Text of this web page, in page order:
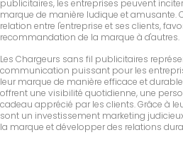
publicitaires, les entreprises peuvent
marque de manière ludique et amusante.
relation entre l'entreprise et ses clients,
recommandation de la marque à d'autres.
Les Chargeurs sans fil publicitaires
communication puissant pour les
leur marque de manière efficace et
offrent une visibilité quotidienne, une
cadeau apprécié par les clients. Grâce à
sont un investissement marketing
la marque et développer des relations